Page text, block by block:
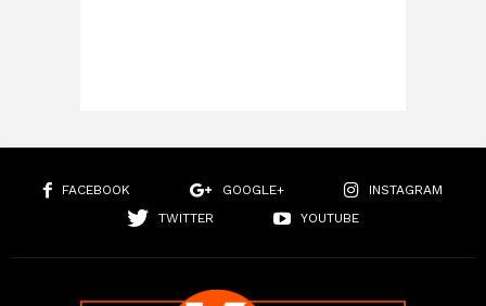
FACEBOOK GOOGLE+
INSTAGRAM
TWITTER
YOUTUBE